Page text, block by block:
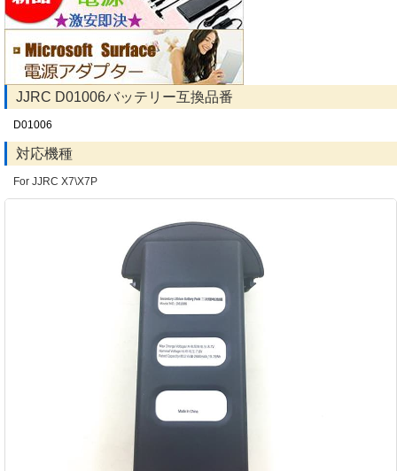
JJRC D01006バッテリー互換品番
D01006
対応機種
For JJRC X7\X7P